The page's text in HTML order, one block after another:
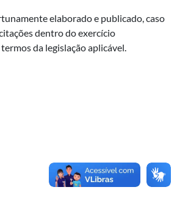
elaborado e publicado, caso
dentro do exercício
da legislação aplicável.